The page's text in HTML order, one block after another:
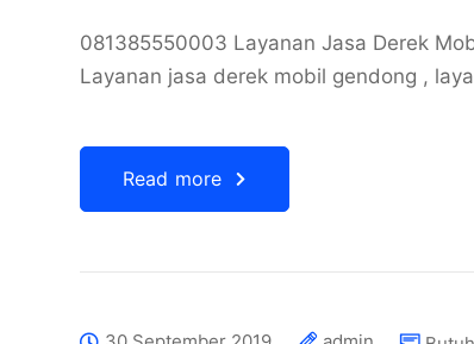
081385550003 Layanan Jasa Derek
Layanan jasa derek mobil gendong ,
Read more